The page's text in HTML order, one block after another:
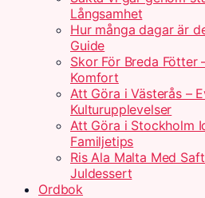
Långsamhet
Hur många dagar är
Guide
Skor För Breda Fötter
Komfort
Att Göra i Västerås –
Kulturupplevelser
Att Göra i Stockholm
Familjetips
Ris Ala Malta Med
Juldessert
Ordbok